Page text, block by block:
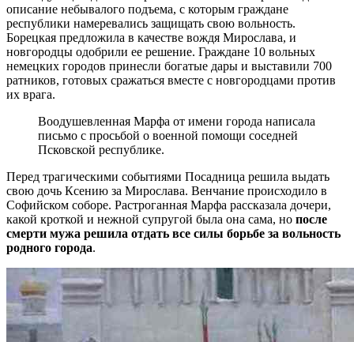
описание небывалого подъема, с которым граждане
республики намеревались защищать свою вольность.
Борецкая предложила в качестве вождя Мирослава, и
новгородцы одобрили ее решение. Граждане 10 вольных
немецких городов принесли богатые дары и выставили 700
ратников, готовых сражаться вместе с новгородцами против
их врага.
Воодушевленная Марфа от имени города написала
письмо с просьбой о военной помощи соседней
Псковской республике.
Перед трагическими событиями Посадница решила выдать
свою дочь Ксению за Мирослава. Венчание происходило в
Софийском соборе. Растроганная Марфа рассказала дочери,
какой кроткой и нежной супругой была она сама, но после
смерти мужа решила отдать все силы борьбе за вольность
родного города.